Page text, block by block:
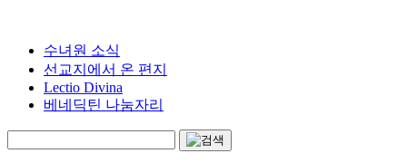
수녀원 소식
선교지에서 온 편지
Lectio Divina
베네딕틴 나눔자리